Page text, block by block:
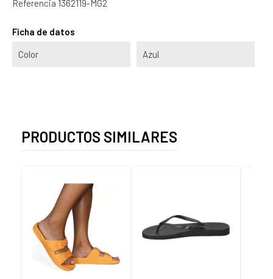
Referencia 1362119-MG2
Ficha de datos
Color Azul
PRODUCTOS SIMILARES